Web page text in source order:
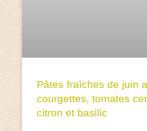
Pâtes fraîches de juin
courgettes, tomates
citron et basilic